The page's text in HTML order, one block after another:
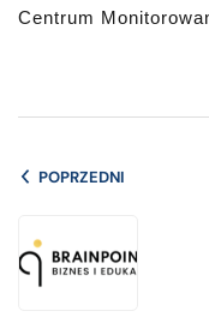
Centrum
POPRZEDNI